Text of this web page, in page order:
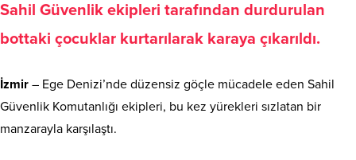
Sahil Güvenlik ekipleri tarafından durdurulan
bottaki çocuklar kurtarılarak karaya çıkarıldı.
İzmir – Ege Denizi’nde düzensiz göçle mücadele eden Sahil
Güvenlik Komutanlığı ekipleri, bu kez yürekleri sızlatan bir
manzarayla karşılaştı.